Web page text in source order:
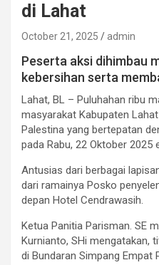
di Lahat
October 21, 2025 admin
Peserta aksi dihimbau
kebersihan serta
Lahat, BL – Puluhahan ribu
masyarakat Kabupaten
Palestina yang bertepatan
pada Rabu, 22 Oktober 2025
Antusias dari berbagai
dari ramainya Posko
depan Hotel Cendrawasih.
Ketua Panitia Parisman. SE
Kurnianto, SHi mengatakan,
di Bundaran Simpang Empat